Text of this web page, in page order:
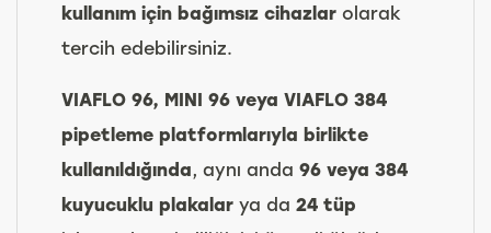
kullanım için bağımsız cihazlar olarak
tercih edebilirsiniz.
VIAFLO 96, MINI 96 veya VIAFLO 384
pipetleme platformlarıyla birlikte
kullanıldığında, aynı anda 96 veya 384
kuyucuklu plakalar ya da 24 tüp